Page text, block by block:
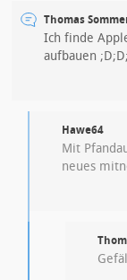
Thomas
Ich finde
aufbauen
Hawe64
Mit
neues